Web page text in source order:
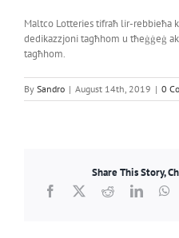
Maltco Lotteries tifraħ lir-rebbieħa
dedikazzjoni tagħhom u tħeġġeġ
tagħhom.
By Sandro | August 14th, 2019 | 0
Share This Story,
Facebook
X Reddit